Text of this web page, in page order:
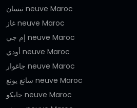
نيسان neuve Maroc
غاز neuve Maroc
إم جي neuve Maroc
أودي neuve Maroc
جاغوار neuve Maroc
سانغ يونغ neuve Maroc
جايكو neuve Maroc